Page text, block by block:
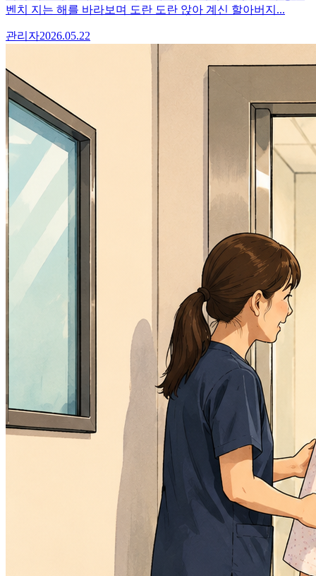
벤치 지는 해를 바라보며 도란 도란 앉아 계신 할아버지...
관리자2026.05.22